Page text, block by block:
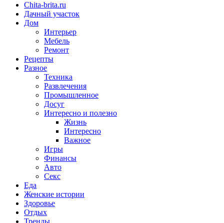
Chita-brita.ru
Дачный участок
Дом
Интерьер
Мебель
Ремонт
Рецепты
Разное
Техника
Развлечения
Промышленное
Досуг
Интересно и полезно
Жизнь
Интересно
Важное
Игры
Финансы
Авто
Секс
Еда
Женские истории
Здоровье
Отдых
Тренды